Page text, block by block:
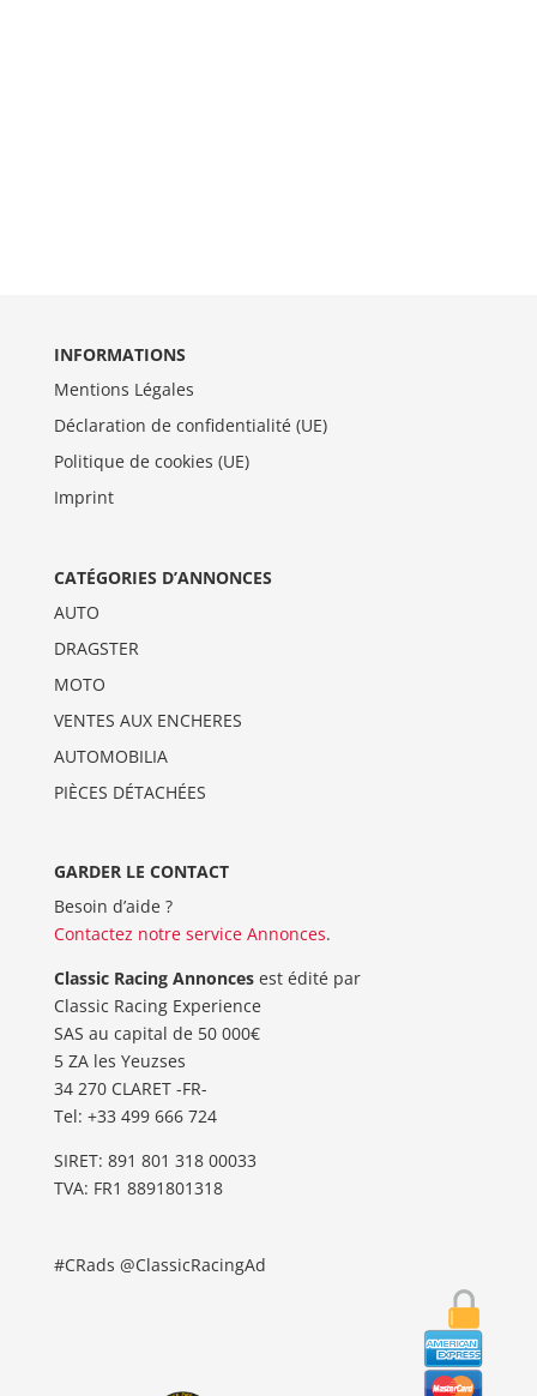
INFORMATIONS
Mentions Légales
Déclaration de confidentialité (UE)
Politique de cookies (UE)
Imprint
CATÉGORIES D’ANNONCES
AUTO
DRAGSTER
MOTO
VENTES AUX ENCHERES
AUTOMOBILIA
PIÈCES DÉTACHÉES
GARDER LE CONTACT
Besoin d’aide ?
Contactez notre service Annonces.
Classic Racing Annoncesest édité par
Classic Racing Experience
SAS au capital de 50 000€
5 ZA les Yeuzses
34 270 CLARET -FR-
Tel: ‭+33 499 666 724‬
SIRET: 891 801 318 00033
TVA: FR1 8891801318
#CRads @ClassicRacingAd